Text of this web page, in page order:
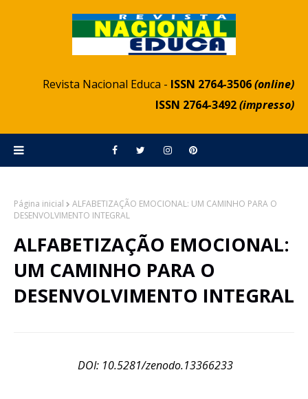
Revista Nacional Educa - ISSN 2764-3506(online)
ISSN 2764-3492(impresso)
Página inicial
ALFABETIZAÇÃO EMOCIONAL: UM CAMINHO PARA O
DESENVOLVIMENTO INTEGRAL
ALFABETIZAÇÃO EMOCIONAL:
UM CAMINHO PARA O
DESENVOLVIMENTO INTEGRAL
DOI: 10.5281/zenodo.13366233